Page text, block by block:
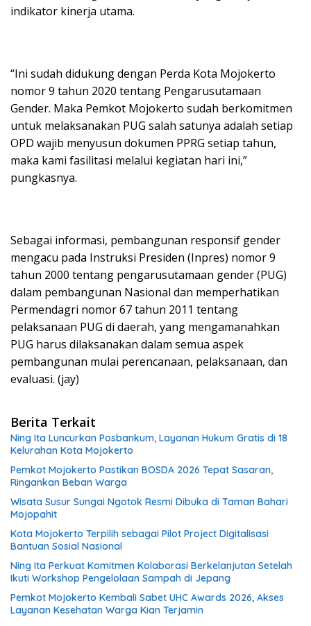
indikator kinerja utama.
“Ini sudah didukung dengan Perda Kota Mojokerto
nomor 9 tahun 2020 tentang Pengarusutamaan
Gender. Maka Pemkot Mojokerto sudah berkomitmen
untuk melaksanakan PUG salah satunya adalah setiap
OPD wajib menyusun dokumen PPRG setiap tahun,
maka kami fasilitasi melalui kegiatan hari ini,”
pungkasnya.
Sebagai informasi, pembangunan responsif gender
mengacu pada Instruksi Presiden (Inpres) nomor 9
tahun 2000 tentang pengarusutamaan gender (PUG)
dalam pembangunan Nasional dan memperhatikan
Permendagri nomor 67 tahun 2011 tentang
pelaksanaan PUG di daerah, yang mengamanahkan
PUG harus dilaksanakan dalam semua aspek
pembangunan mulai perencanaan, pelaksanaan, dan
evaluasi. (jay)
Berita Terkait
Ning Ita Luncurkan Posbankum, Layanan Hukum Gratis di 18
Kelurahan Kota Mojokerto
Pemkot Mojokerto Pastikan BOSDA 2026 Tepat Sasaran,
Ringankan Beban Warga
Wisata Susur Sungai Ngotok Resmi Dibuka di Taman Bahari
Mojopahit
Kota Mojokerto Terpilih sebagai Pilot Project Digitalisasi
Bantuan Sosial Nasional
Ning Ita Perkuat Komitmen Kolaborasi Berkelanjutan Setelah
Ikuti Workshop Pengelolaan Sampah di Jepang
Pemkot Mojokerto Kembali Sabet UHC Awards 2026, Akses
Layanan Kesehatan Warga Kian Terjamin